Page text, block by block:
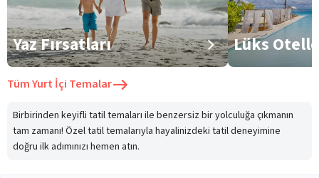
Yaz Fırsatları Lüks
TümYurt İçi Temalar
Birbirinden keyifli tatil temaları ile benzersiz bir yolculuğa çıkmanın
tam zamanı! Özel tatil temalarıyla hayalinizdeki tatil deneyimine
doğru ilk adımınızı hemen atın.